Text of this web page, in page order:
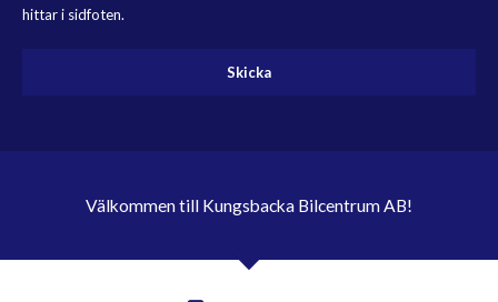
hittar i sidfoten.
Skicka
Välkommen till Kungsbacka Bilcentrum AB!